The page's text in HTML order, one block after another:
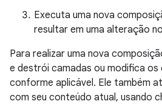
Executa uma nova
resultar em uma alteração
Para realizar uma nova
e destrói camadas ou modifica os
conforme aplicável. Ele também
com seu conteúdo atual, usando